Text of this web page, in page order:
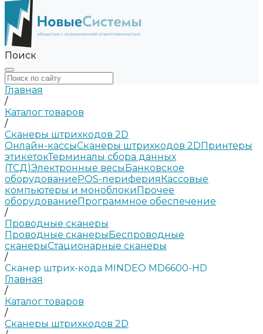
Поиск
Главная
/
Каталог товаров
/
Сканеры штрихкодов 2D
Онлайн-кассыСканеры штрихкодов 2DПринтеры
этикетокТерминалы сбора данных
(ТСД)Электронные весыБанковское
оборудованиеPOS-периферияКассовые
компьютеры и моноблокиПрочее
оборудованиеПрограммное обеспечение
/
Проводные сканеры
Проводные сканерыБеспроводные
сканерыСтационарные сканеры
/
Сканер штрих-кода MINDEO MD6600-HD
Главная
/
Каталог товаров
/
Сканеры штрихкодов 2D